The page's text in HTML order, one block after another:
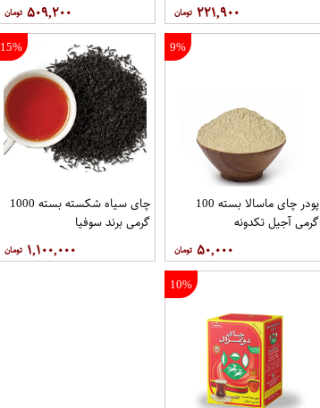
۲۲۱,۹۰۰ ۵۰۹,۲۰۰
9%
پودر چای ماسالا بسته 100
گرمی آجیل تکدونه
۵۰,۰۰۰
15%
چای سیاه شکسته بسته 1000
گرمی برند سوفیا
۱,۱۰۰,۰۰۰
10%